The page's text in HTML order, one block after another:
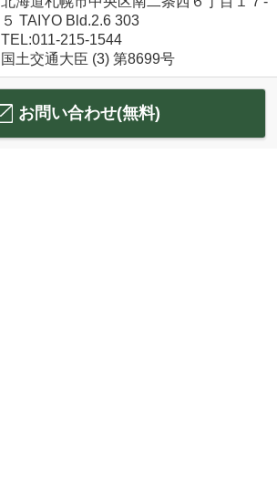
５ TAIYO Bld.2.6 303
TEL:011-215-1544
国土交通大臣 (3) 第8699号
お問い合わせ(無料)